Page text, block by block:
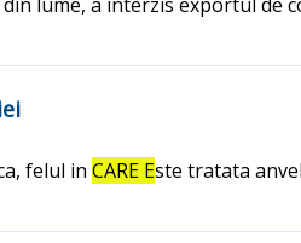
felul in CARE Este tratata